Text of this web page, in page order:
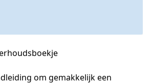
om gemakkelijk een